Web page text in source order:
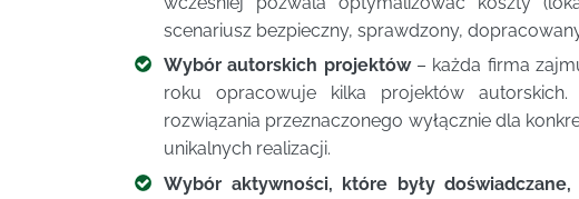
scenariusz bezpieczny, sprawdzony,
Wybór autorskich projektów– każda firma
roku opracowuje kilka projektów
rozwiązania przeznaczonego wyłącznie dla
unikalnych realizacji.
Wybór aktywności, które były